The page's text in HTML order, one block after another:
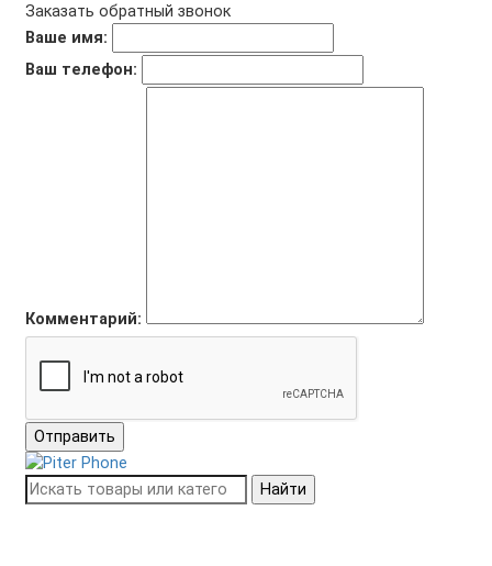
Заказать обратный звонок
Ваше имя:
Ваш телефон:
Комментарий:
Отправить
Найти